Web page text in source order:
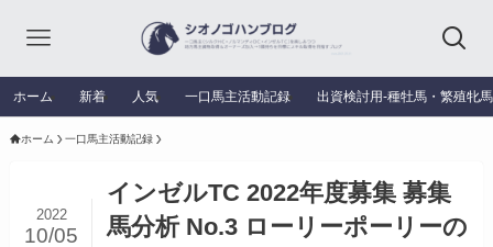
ホーム 新着 人気 一口馬主活動記録 出資検討用‐種牡馬・繁殖牝
ホーム 一口馬主活動記録
インゼルTC 2022年度募集 募集
馬分析 No.3 ローリーポーリーの
2022
10/05